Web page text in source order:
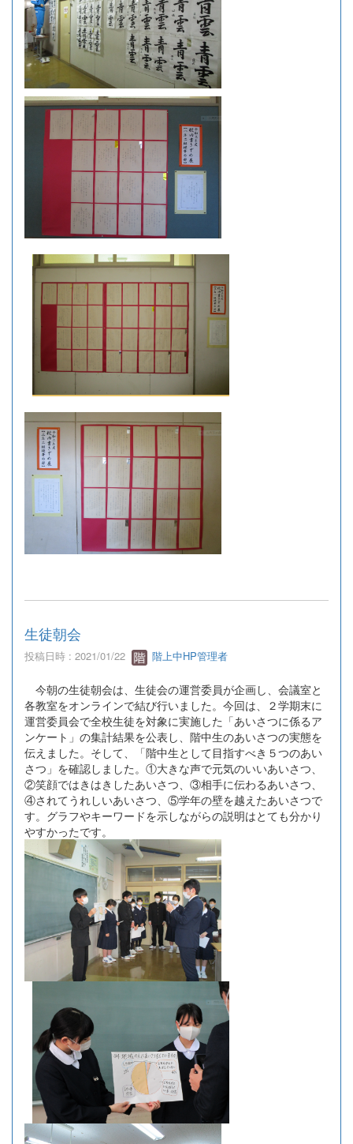
生徒朝会
投稿日時 : 2021/01/22 階上中HP管理者
今朝の生徒朝会は、生徒会の運営委員が企画し、会議室と
各教室をオンラインで結び行いました。今回は、２学期末に
運営委員会で全校生徒を対象に実施した「あいさつに係るア
ンケート」の集計結果を公表し、階中生のあいさつの実態を
伝えました。そして、「階中生として目指すべき５つのあい
さつ」を確認しました。①大きな声で元気のいいあいさつ、
②笑顔ではきはきしたあいさつ、③相手に伝わるあいさつ、
④されてうれしいあいさつ、⑤学年の壁を越えたあいさつで
す。グラフやキーワードを示しながらの説明はとても分かり
やすかったです。